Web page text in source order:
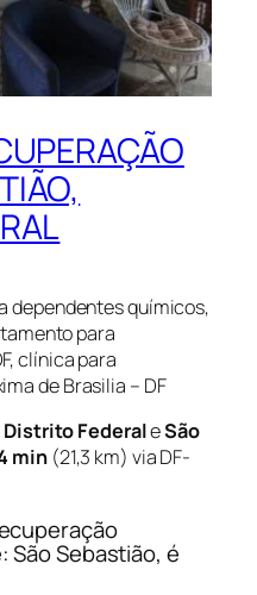
dependentes químicos,
para
clínica para
de Brasilia – DF
Distrito FederaleSão
min(21,3 km) via DF-
São Sebastião, é